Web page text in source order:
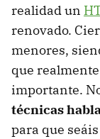
realidad un
renovado.
menores,
que
importante.
técnicas
para que